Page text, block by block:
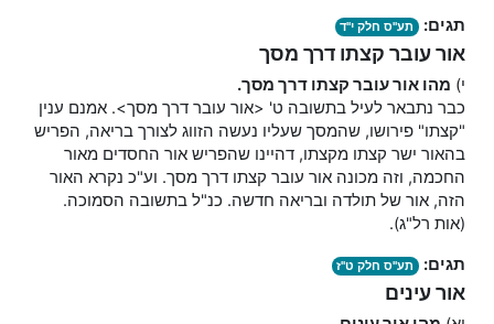
תגים: תע"ס חלק י"ד
אור עובר קצתו דרך מסך
י) מהו אור עובר קצתו דרך מסך.
כבר נתבאר לעיל בתשובה ט' <אור עובר דרך מסך>. אמנם ענין
"קצתו" פירושו, שהמסך שעליו נעשה הזווג לצורך בריאה, הפריש
בהאור ישר קצתו מקצתו, דהיינו שהפריש אור החסדים מאור
החכמה, וזה מכונה אור עובר קצתו דרך מסך. וע"כ נקרא האור
הזה, אור של תולדה ובריאה חדשה. כנ"ל בתשובה הסמוכה.
(אות רל"ג).
תגים: תע"ס חלק ט"ז
אור עינים